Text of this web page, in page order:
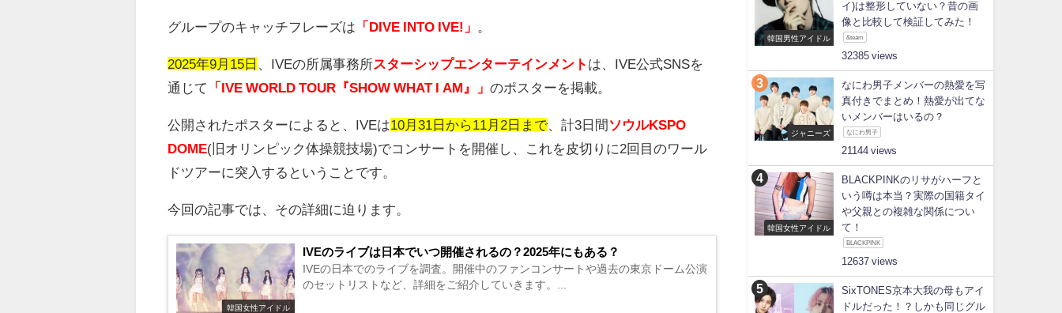
グループのキャッチフレーズは 「DIVE INTO IVE!」
2025年9月15日 IVEの所属事務所スターシップエンターテインメント は、 IVE公式SNSを
通じて
「IVE WORLD TOUR『SHOW WHAT I AM』」のポスターを掲載。
公開されたポスターによると、 IVEは10月31日から11月2日まで 、計3 日間 ソウルKSPO
DOME( 旧オリンピック体操競技場)でコンサートを開催し、これを皮切りに2回目のワール
ドツアーに突入するということです。
今回の記事では、その詳細に迫ります。
韓国女性アイドル
IVEのライブは日本でいつ開催されるの？2025年にもある？
IVEの日本でのライブを調査。開催中のファンコンサートや過去の東京ドーム公演
のセットリストなど、詳細をご紹介していきます。...
韓国男性アイドル
イ)は整形していない？昔の画
像と比較して検証してみた！
&team
32385
ジャニーズ
なにわ男子メンバーの熱愛を写
真付きでまとめ！熱愛が出てな
いメンバーはいるの？
なにわ男子
21144
韓国女性アイドル
BLACKPINKのリサがハーフと
いう噂は本当？実際の国籍タイ
や父親との複雑な関係につい
て！
BLACKPINK
12637
SixTONES京本大我の母もアイ
ドルだった！？しかも同じグル